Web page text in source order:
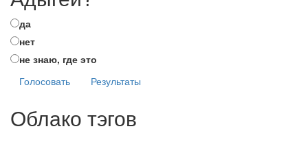
да
нет
не знаю, где это
Голосовать
Результаты
Облако тэгов